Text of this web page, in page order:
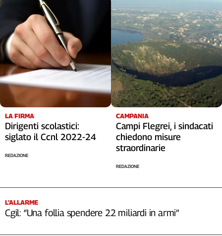
LA FIRMA
Dirigenti scolastici:
siglato il Ccnl 2022-24
REDAZIONE
CAMPANIA
Campi Flegrei, i sindacati
chiedono misure
straordinarie
REDAZIONE
L’ALLARME
Cgil: “Una follia spendere 22 miliardi in armi”